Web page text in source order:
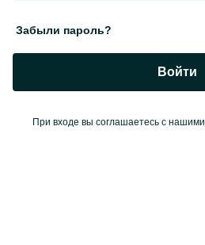
Забыли пароль?
Войти
При входе вы соглашаетесь с нашими